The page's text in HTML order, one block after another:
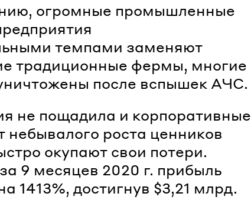
огромные промышленные
темпами заменяют
традиционные фермы, многие
после вспышек АЧС.
не пощадила и корпоративные
роста ценников
окупают свои потери.
9 месяцев 2020 г. прибыль
1413%, достигнув $3,21 млрд.